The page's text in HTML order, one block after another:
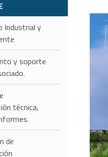
Industrial y
y soporte
técnica,
de